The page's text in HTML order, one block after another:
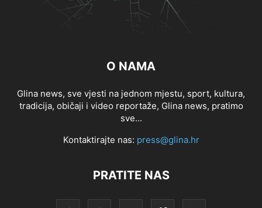
O NAMA
Glina news, sve vjesti na jednom mjestu, sport, kultura,
tradicija, običaji i video reportaže, Glina news, pratimo
sve...
Kontaktirajte nas: press@glina.hr
PRATITE NAS